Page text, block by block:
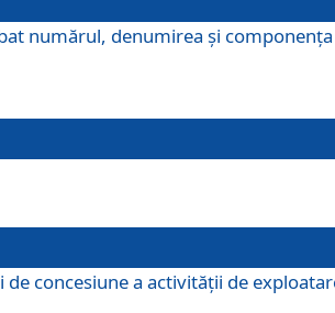
numărul, denumirea şi
concesiune a activităţii de